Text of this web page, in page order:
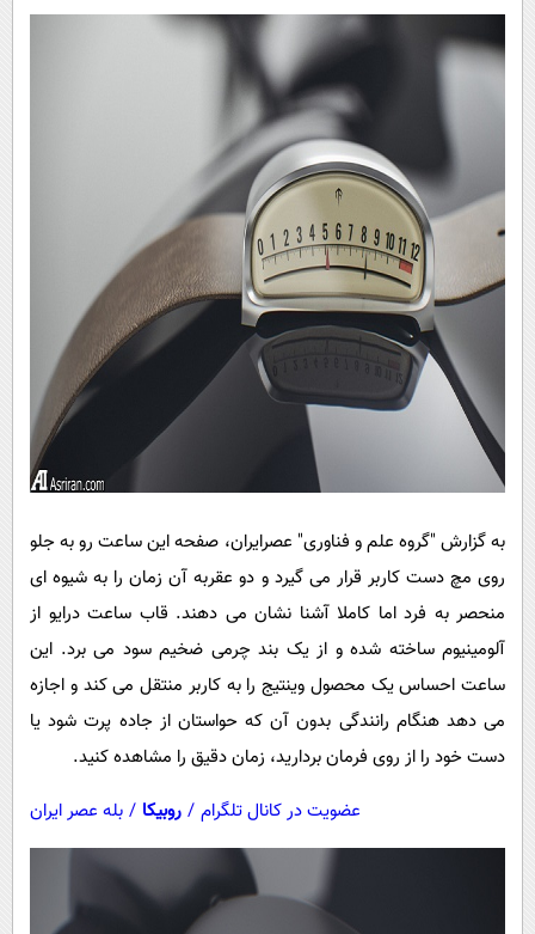
گوناگون
حوادث
محیط زیست
سلامت
فرهنگی
بین الملل
اجتماعی
حیات وحش
سیاست خارجی
آشپزی
دانلود
به گزارش "گروه علم و فناوری" عصرایران، صفحه این ساعت رو به جلو
روی مچ دست کاربر قرار می گیرد و دو عقربه آن زمان را به شیوه ای
منحصر به فرد اما کاملا آشنا نشان می دهند. قاب ساعت درایو از
آلومینیوم ساخته شده و از یک بند چرمی ضخیم سود می برد. این
ساعت احساس یک محصول وینتیج را به کاربر منتقل می کند و اجازه
می دهد هنگام رانندگی بدون آن که حواستان از جاده پرت شود یا
دست خود را از روی فرمان بردارید، زمان دقیق را مشاهده کنید.
عضویت در کانال تلگرام / روبیکا / بله عصر ایران